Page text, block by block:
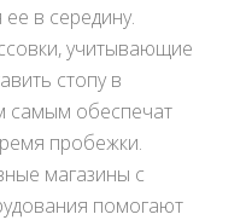
в середину.
учитывающие
стопу в
самым обеспечат
пробежки.
магазины с
помогают